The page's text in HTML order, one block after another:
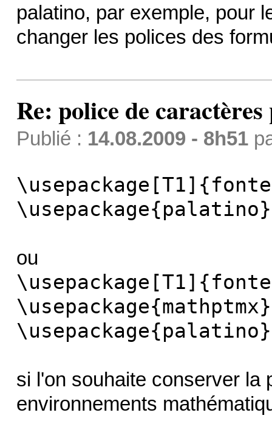
palatino, par exemple, pour
changer les polices des
Re: police de
Publié : 14.08.2009 - 8h51
\usepackage{palatino}
ou
\usepackage{mathptmx}
\usepackage{palatino}
si l'on souhaite conserver la
environnements